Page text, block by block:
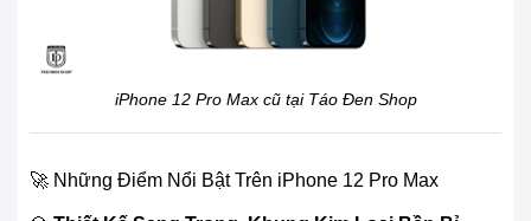
iPhone 12 Pro Max cũ tại Táo Đen Shop
🚀 Những Điểm Nổi Bật Trên iPhone 12 Pro Max